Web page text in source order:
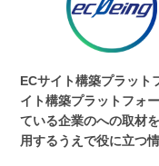
ECサイト構築プラッ
イト構築プラットフォ
ている企業のへの取材
用するうえで役に立つ